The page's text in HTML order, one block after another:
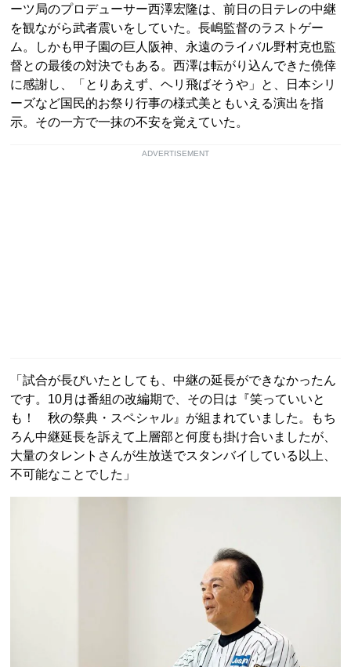
ーツ局のプロデューサー西澤宏隆は、前日の日テレの中継
を観ながら武者震いをしていた。長嶋監督のラストゲー
ム。しかも甲子園の巨人阪神、永遠のライバル野村克也監
督との最後の対決でもある。西澤は転がり込んできた僥倖
に感謝し、「とりあえず、ヘリ飛ばそうや」と、日本シリ
ーズなど国民的お祭り行事の様式美ともいえる演出を指
示。その一方で一抹の不安を覚えていた。
ADVERTISEMENT
「試合が長びいたとしても、中継の延長ができなかったん
です。10月は番組の改編期で、その日は『笑っていいと
も！ 秋の祭典・スペシャル』が組まれていました。もち
ろん中継延長を訴えて上層部と何度も掛け合いましたが、
大量のタレントさんが生放送でスタンバイしている以上、
不可能なことでした」